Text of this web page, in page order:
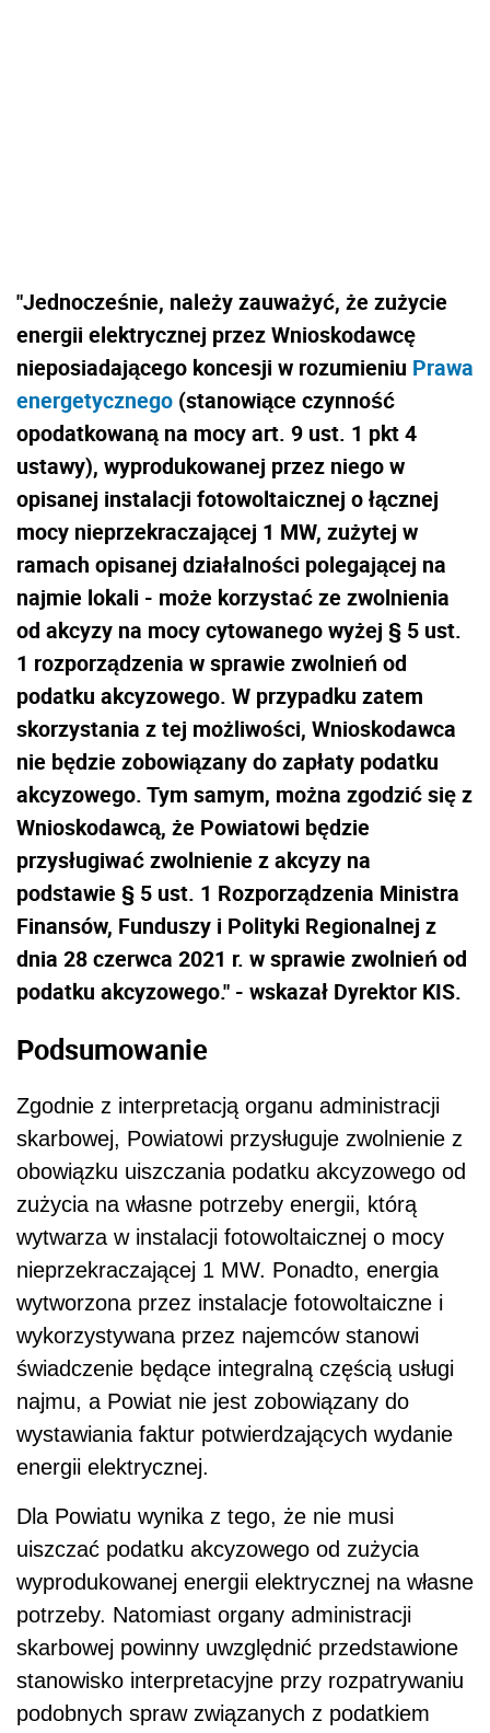
"Jednocześnie, należy zauważyć, że zużycie
energii elektrycznej przez Wnioskodawcę
nieposiadającego koncesji w rozumieniu Prawa
energetycznego (stanowiące czynność
opodatkowaną na mocy art. 9 ust. 1 pkt 4
ustawy), wyprodukowanej przez niego w
opisanej instalacji fotowoltaicznej o łącznej
mocy nieprzekraczającej 1 MW, zużytej w
ramach opisanej działalności polegającej na
najmie lokali - może korzystać ze zwolnienia
od akcyzy na mocy cytowanego wyżej § 5 ust.
1 rozporządzenia w sprawie zwolnień od
podatku akcyzowego. W przypadku zatem
skorzystania z tej możliwości, Wnioskodawca
nie będzie zobowiązany do zapłaty podatku
akcyzowego. Tym samym, można zgodzić się z
Wnioskodawcą, że Powiatowi będzie
przysługiwać zwolnienie z akcyzy na
podstawie § 5 ust. 1 Rozporządzenia Ministra
Finansów, Funduszy i Polityki Regionalnej z
dnia 28 czerwca 2021 r. w sprawie zwolnień od
podatku akcyzowego." - wskazał Dyrektor KIS.
Podsumowanie
Zgodnie z interpretacją organu administracji
skarbowej, Powiatowi przysługuje zwolnienie z
obowiązku uiszczania podatku akcyzowego od
zużycia na własne potrzeby energii, którą
wytwarza w instalacji fotowoltaicznej o mocy
nieprzekraczającej 1 MW. Ponadto, energia
wytworzona przez instalacje fotowoltaiczne i
wykorzystywana przez najemców stanowi
świadczenie będące integralną częścią usługi
najmu, a Powiat nie jest zobowiązany do
wystawiania faktur potwierdzających wydanie
energii elektrycznej.
Dla Powiatu wynika z tego, że nie musi
uiszczać podatku akcyzowego od zużycia
wyprodukowanej energii elektrycznej na własne
potrzeby. Natomiast organy administracji
skarbowej powinny uwzględnić przedstawione
stanowisko interpretacyjne przy rozpatrywaniu
podobnych spraw związanych z podatkiem